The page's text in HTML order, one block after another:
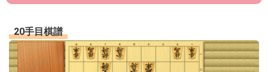
20手目棋譜